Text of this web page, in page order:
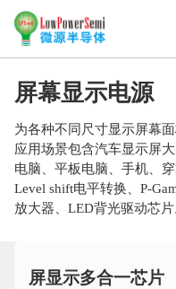
屏幕显示电源
为各种不同尺寸显示屏幕
应用场景包含汽车显示屏
电脑、平板电脑、手机、
Level shift电平转换、P-
放大器、LED背光驱动芯片
屏显示多合一芯片